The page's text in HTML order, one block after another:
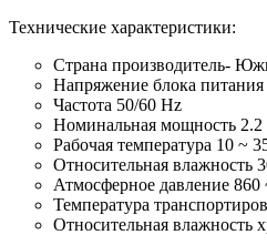
Технические характеристики:
Страна производитель-
Напряжение блока
Частота 50/60 Hz
Номинальная мощность
Рабочая температура 10 ~
Относительная влажность
Атмосферное давление 860
Температура
Относительная влажность